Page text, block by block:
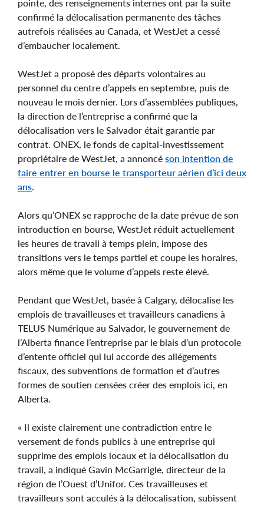
pointe, des renseignements internes ont par la suite
confirmé la délocalisation permanente des tâches
autrefois réalisées au Canada, et WestJet a cessé
d’embaucher localement.
WestJet a proposé des départs volontaires au
personnel du centre d’appels en septembre, puis de
nouveau le mois dernier. Lors d’assemblées publiques,
la direction de l’entreprise a confirmé que la
délocalisation vers le Salvador était garantie par
contrat. ONEX, le fonds de capital-investissement
propriétaire de WestJet, a annoncé son intention de
faire entrer en bourse le transporteur aérien d’ici deux
ans
Alors qu’ONEX se rapproche de la date prévue de son
introduction en bourse, WestJet réduit actuellement
les heures de travail à temps plein, impose des
transitions vers le temps partiel et coupe les horaires,
alors même que le volume d’appels reste élevé.
Pendant que WestJet, basée à Calgary, délocalise les
emplois de travailleuses et travailleurs canadiens à
TELUS Numérique au Salvador, le gouvernement de
l’Alberta finance l’entreprise par le biais d’un protocole
d’entente officiel qui lui accorde des allégements
fiscaux, des subventions de formation et d’autres
formes de soutien censées créer des emplois ici, en
Alberta.
« Il existe clairement une contradiction entre le
versement de fonds publics à une entreprise qui
supprime des emplois locaux et la délocalisation du
travail, a indiqué Gavin McGarrigle, directeur de la
région de l’Ouest d’Unifor. Ces travailleuses et
travailleurs sont acculés à la délocalisation, subissent